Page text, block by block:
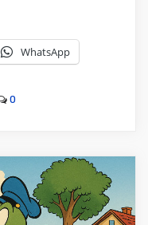
WhatsApp
0